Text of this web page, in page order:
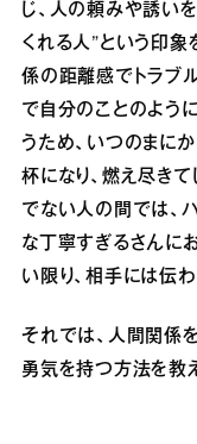
じ、人の頼みや誘い
くれる人”という印象
係の距離感でトラブ
で自分のことのよう
うため、いつのまに
杯になり、燃え尽きて
でない人の間では、
な丁寧すぎるさんに
い限り、相手には伝わ
それでは、人間関係
勇気を持つ方法を教